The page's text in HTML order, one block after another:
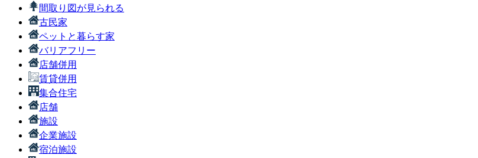
間取り図が見られる
古民家
ペットと暮らす家
バリアフリー
店舗併用
賃貸併用
集合住宅
店舗
施設
企業施設
宿泊施設